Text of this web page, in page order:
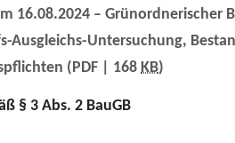
16.08.2024 – Grünordnerischer
Ausgleichs-Untersuchung,
(PDF | 168 KB)
§ 3 Abs. 2 BauGB